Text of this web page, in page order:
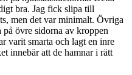
bra. Jag fick slipa till
men det var minimalt. Övriga
övre sidorna av kroppen
varit smarta och lagt en inre
innebär att de hamnar i rätt